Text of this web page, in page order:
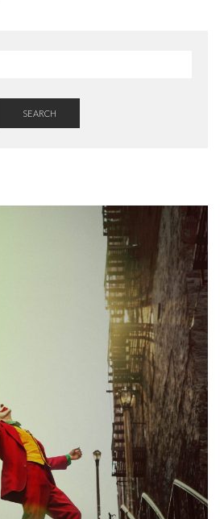
SEARCH